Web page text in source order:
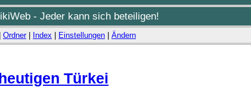
- Jeder kann sich beteiligen!
Ordner| Index Einstellungen Ändern
Türkei